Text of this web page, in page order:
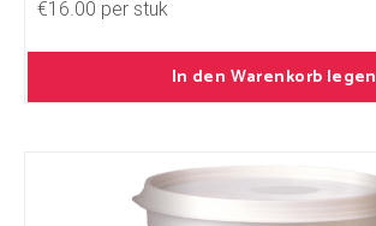
€16.00 per stuk
In den Warenkorb legen